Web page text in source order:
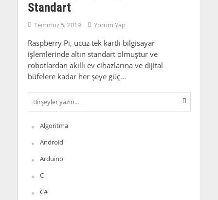
Standart
Temmuz 5, 2019 Yorum Yap
Raspberry Pi, ucuz tek kartlı bilgisayar
işlemlerinde altın standart olmuştur ve
robotlardan akıllı ev cihazlarına ve dijital
büfelere kadar her şeye güç...
Algoritma
Android
Arduino
C
C#